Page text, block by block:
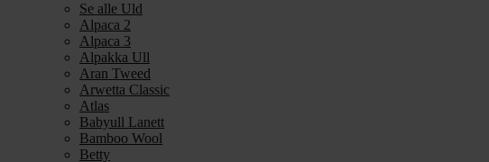
Se alle Uld
Alpaca 2
Alpaca 3
Alpakka Ull
Aran Tweed
Arwetta Classic
Atlas
Babyull Lanett
Bamboo Wool
Betty